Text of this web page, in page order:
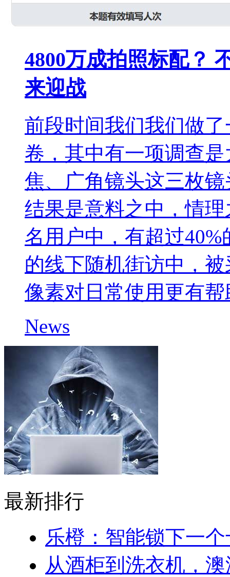
4800万成拍照标配？
来迎战
前段时间我们我们做
卷，其中有一项调查
焦、广角镜头这三枚
结果是意料之中，情
名用户中，有超过
的线下随机街访中，
像素对日常使用更有帮
News
最新排行
乐橙：智能锁下一
从酒柜到洗衣机，